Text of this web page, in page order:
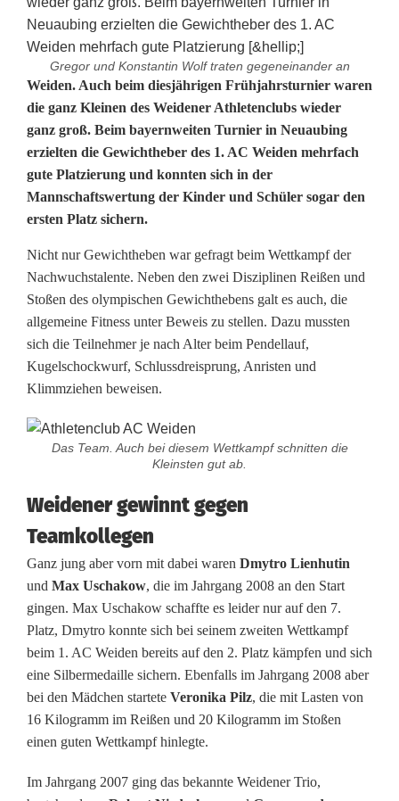
Gregor und Konstantin Wolf traten gegeneinander an
S
t
a
r
k
e
K
i
d
s
b
i
m
A
t
h
e
t
Weiden. Auch beim diesjährigen Frühjahrsturnier waren
die ganz Kleinen des Weidener Athletenclubs wieder
ganz groß. Beim bayernweiten Turnier in Neuaubing
erzielten die Gewichtheber des 1. AC Weiden mehrfach
gute Platzierung und konnten sich in der
Mannschaftswertung der Kinder und Schüler sogar den
ersten Platz sichern.
Nicht nur Gewichtheben war gefragt beim Wettkampf der
Nachwuchstalente. Neben den zwei Disziplinen Reißen und
Stoßen des olympischen Gewichthebens galt es auch, die
allgemeine Fitness unter Beweis zu stellen. Dazu mussten
sich die Teilnehmer je nach Alter beim Pendellauf,
Kugelschockwurf, Schlussdreisprung, Anristen und
Klimmziehen beweisen.
Das Team. Auch bei diesem Wettkampf schnitten die
Kleinsten gut ab.
Weidener gewinnt gegen
Teamkollegen
Ganz jung aber vorn mit dabei waren Dmytro Lienhutin
und Max Uschakow, die im Jahrgang 2008 an den Start
gingen. Max Uschakow schaffte es leider nur auf den 7.
Platz, Dmytro konnte sich bei seinem zweiten Wettkampf
beim 1. AC Weiden bereits auf den 2. Platz kämpfen und sich
eine Silbermedaille sichern. Ebenfalls im Jahrgang 2008 aber
bei den Mädchen startete Veronika Pilz, die mit Lasten von
16 Kilogramm im Reißen und 20 Kilogramm im Stoßen
einen guten Wettkampf hinlegte.
Im Jahrgang 2007 ging das bekannte Weidener Trio,